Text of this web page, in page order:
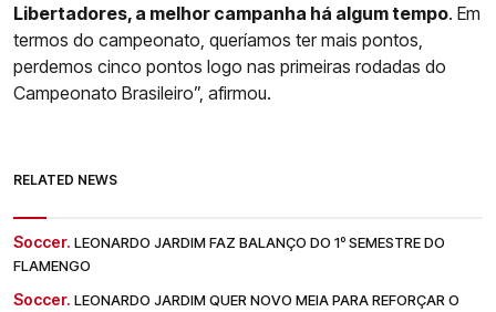
Libertadores, a melhor campanha há algum tempo. Em
termos do campeonato, queríamos ter mais pontos,
perdemos cinco pontos logo nas primeiras rodadas do
Campeonato Brasileiro”, afirmou.
RELATED NEWS
Soccer. LEONARDO JARDIM FAZ BALANÇO DO 1º SEMESTRE DO
FLAMENGO
Soccer. LEONARDO JARDIM QUER NOVO MEIA PARA REFORÇAR O